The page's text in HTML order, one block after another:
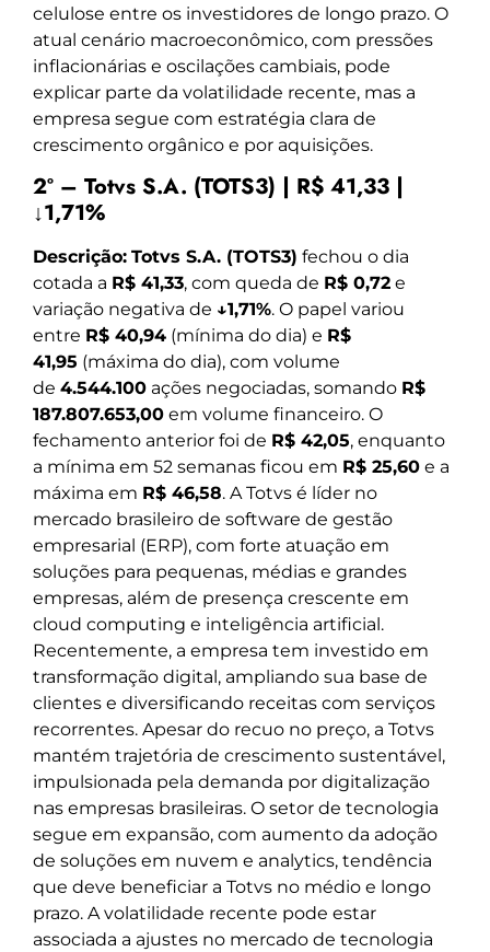
celulose entre os investidores de longo prazo. O
atual cenário macroeconômico, com pressões
inflacionárias e oscilações cambiais, pode
explicar parte da volatilidade recente, mas a
empresa segue com estratégia clara de
crescimento orgânico e por aquisições.
2º – Totvs S.A. (TOTS3) | R$ 41,33 |
↓1,71%
Descrição: Totvs S.A. (TOTS3) fechou o dia
cotada a R$ 41,33, com queda de R$ 0,72 e
variação negativa de ↓1,71%. O papel variou
entre R$ 40,94 (mínima do dia) e R$
41,95 (máxima do dia), com volume
de 4.544.100 ações negociadas, somando R$
187.807.653,00 em volume financeiro. O
fechamento anterior foi de R$ 42,05, enquanto
a mínima em 52 semanas ficou em R$ 25,60 e a
máxima em R$ 46,58. A Totvs é líder no
mercado brasileiro de software de gestão
empresarial (ERP), com forte atuação em
soluções para pequenas, médias e grandes
empresas, além de presença crescente em
cloud computing e inteligência artificial.
Recentemente, a empresa tem investido em
transformação digital, ampliando sua base de
clientes e diversificando receitas com serviços
recorrentes. Apesar do recuo no preço, a Totvs
mantém trajetória de crescimento sustentável,
impulsionada pela demanda por digitalização
nas empresas brasileiras. O setor de tecnologia
segue em expansão, com aumento da adoção
de soluções em nuvem e analytics, tendência
que deve beneficiar a Totvs no médio e longo
prazo. A volatilidade recente pode estar
associada a ajustes no mercado de tecnologia